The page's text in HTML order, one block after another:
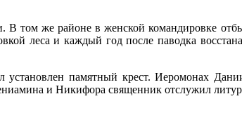
В том же районе в женской командировке
леса и каждый год после паводка
памятный крест. Иеромонах
и Никифора священник отслужил